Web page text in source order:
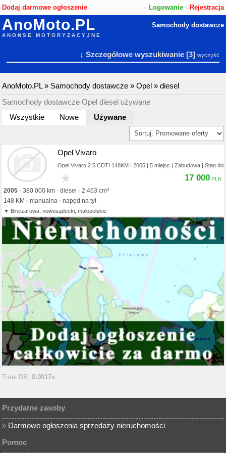
Dodaj darmowe ogłoszenie • Logowanie• Rejestracja
AnoMoto.PL
ANONSE MOTORYZACYJNE
Samochody dostawcze
↓ Szczegółowe wyszukiwanie[3] wyczyść
AnoMoto.PL» Samochody dostawcze »Opel »diesel
Samochody dostawcze Opel diesel używane
Wszystkie
Nowe Używane
Opel Vivaro
Opel Vivaro 2.5 CDTI 148KM | 2005 | 5 miejsc | Zabudowa | Stan
2005 380 000 km diesel
2 463 cm³
148 KM
manualna napęd na tył
Binczarowa, nowosądecki, małopolskie
17 000
Time DB:0.0017s
Przydatne zasoby
» Darmowe ogłoszenia sprzedaży nieruchomości
Pomoc